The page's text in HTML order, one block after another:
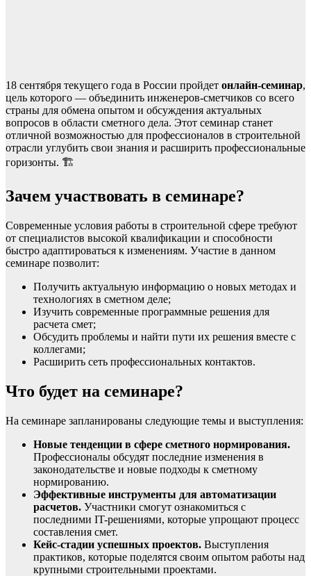
18 сентября текущего года в России пройдет онлайн-семинар,
цель которого — объединить инженеров-сметчиков со всего
страны для обмена опытом и обсуждения актуальных
вопросов в области сметного дела. Этот семинар станет
отличной возможностью для профессионалов в строительной
отрасли углубить свои знания и расширить профессиональные
горизонты. 🏗️
Зачем участвовать в семинаре?
Современные условия работы в строительной сфере требуют
от специалистов высокой квалификации и способности
быстро адаптироваться к изменениям. Участие в данном
семинаре позволит:
Получить актуальную информацию о новых методах и
технологиях в сметном деле;
Изучить современные программные решения для
расчета смет;
Обсудить проблемы и найти пути их решения вместе с
коллегами;
Расширить сеть профессиональных контактов.
Что будет на семинаре?
На семинаре запланированы следующие темы и выступления:
Новые тенденции в сфере сметного нормирования.
Профессионалы обсудят последние изменения в
законодательстве и новые подходы к сметному
нормированию.
Эффективные инструменты для автоматизации
расчетов. Участники смогут ознакомиться с
последними IT-решениями, которые упрощают процесс
составления смет.
Кейс-стадии успешных проектов. Выступления
практиков, которые поделятся своим опытом работы над
крупными строительными проектами.